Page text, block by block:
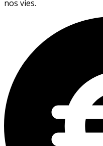
nos vies.